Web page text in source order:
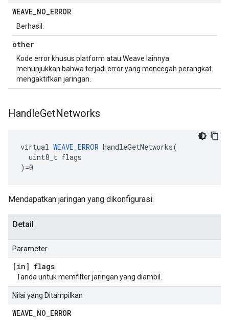
WEAVE_NO_ERROR
Berhasil.
other
Kode error khusus platform atau Weave lainnya
menunjukkan bahwa terjadi error yang mencegah perangkat
mengaktifkan jaringan.
HandleGetNetworks
virtual WEAVE_ERROR HandleGetNetworks(
  uint8_t flags
)=0
Mendapatkan jaringan yang dikonfigurasi.
Detail
Parameter
[in] flags
Tanda untuk memfilter jaringan yang diambil.
Nilai yang Ditampilkan
WEAVE_NO_ERROR